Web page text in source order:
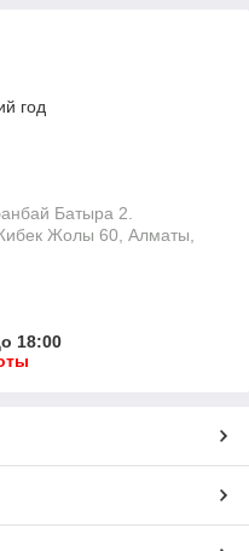
год
ㅤㅤㅤㅤㅤㅤㅤㅤㅤㅤㅤ2.
Жолы 60, Алматы,
18:00